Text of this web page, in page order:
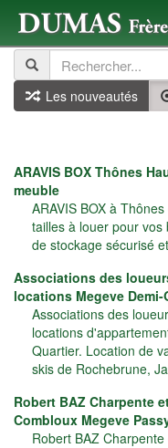
Les nouveautés
ARAVIS BOX Thônes
meuble
ARAVIS BOX à
tailles à louer pour
de stockage sécurisé
Associations des
locations Megeve Demi-
Associations des
locations
Quartier. Location de
skis de Rochebrune,
Robert BAZ Charpente
Combloux Megeve
Robert BAZ